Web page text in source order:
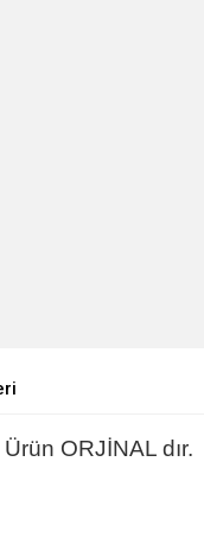
Ürün ORJİNAL dır.